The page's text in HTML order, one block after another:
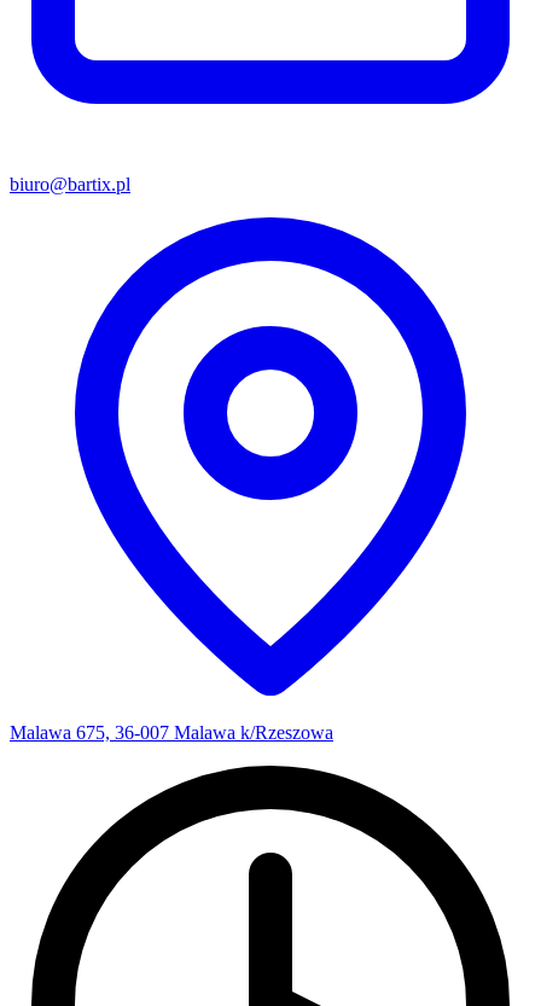
biuro@bartix.pl
Malawa 675, 36-007 Malawa k/Rzeszowa